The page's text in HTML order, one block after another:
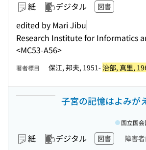
紙 デジタル 図書
edited by Mari Jibu
Research Institute for Informatics
<MC53-A56>
著者標目 保江, 邦夫, 1951-治部, 真里,
子宮の記憶はよみが
紙 デジタル 図書 障害
国立国